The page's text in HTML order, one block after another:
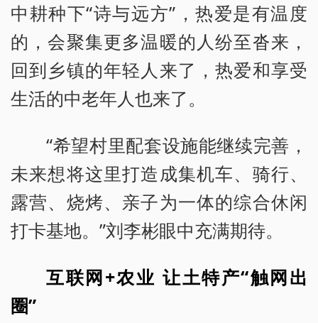
中耕种下“诗与远方”，热爱是有温度
的，会聚集更多温暖的人纷至沓来，
回到乡镇的年轻人来了，热爱和享受
生活的中老年人也来了。
“希望村里配套设施能继续完善，
未来想将这里打造成集机车、骑行、
露营、烧烤、亲子为一体的综合休闲
打卡基地。”刘李彬眼中充满期待。
互联网+农业 让土特产“触网出
圈”